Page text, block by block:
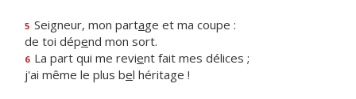
5 Seigneur, mon partage et ma coupe :
de toi dépend mon sort.
6 La part qui me revient fait mes délices ;
j'ai même le plus bel héritage !